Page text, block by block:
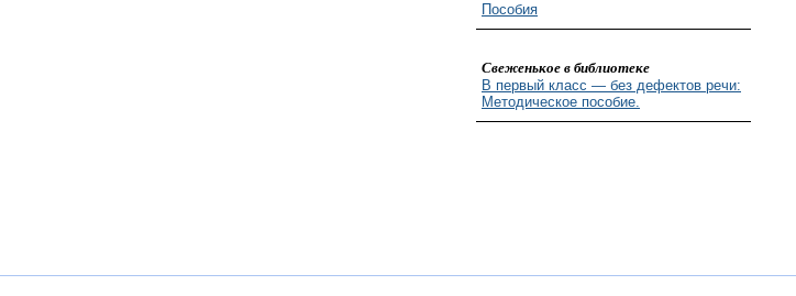
Пособия
Свеженькое в библиотеке
В первый класс — без дефектов речи:
Методическое пособие.